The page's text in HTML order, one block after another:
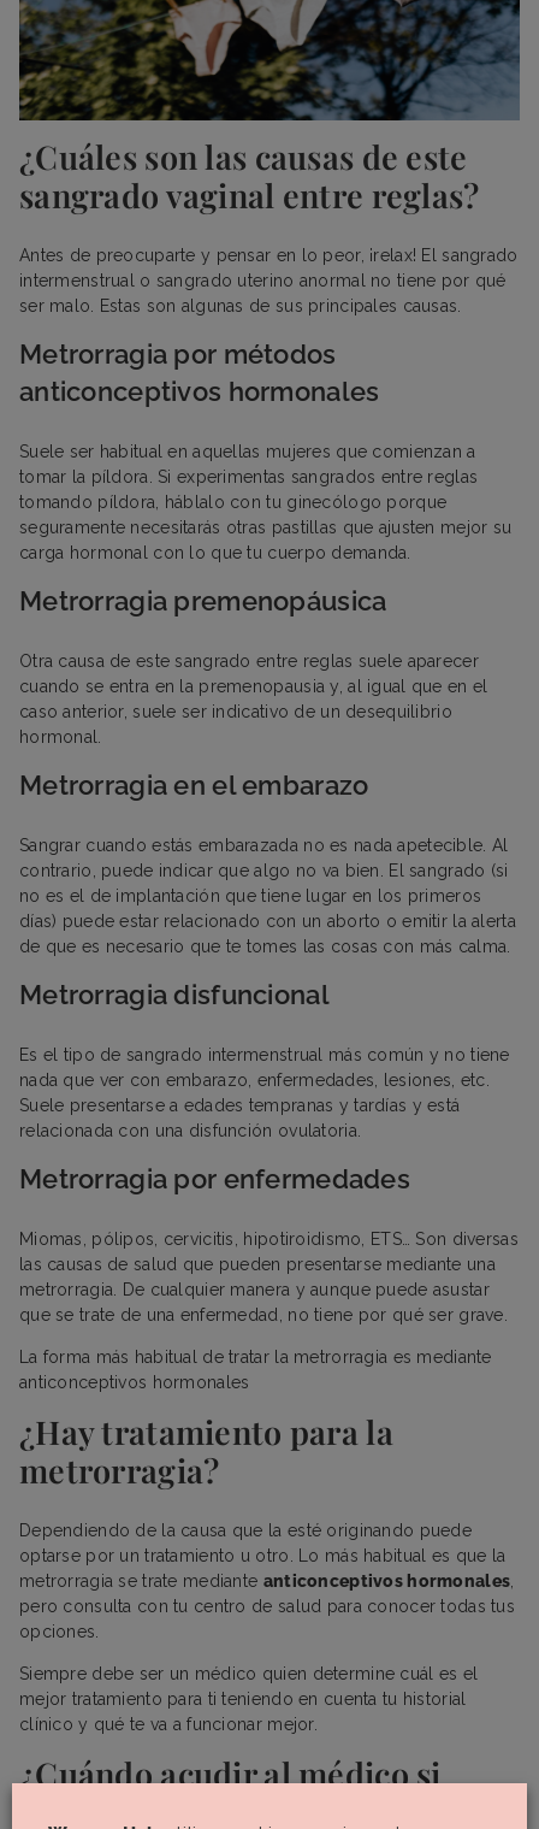
¿Cuáles son las causas de este
sangrado vaginal entre reglas?
Antes de preocuparte y pensar en lo peor, ¡relax! El sangrado
intermenstrual o sangrado uterino anormal no tiene por qué
ser malo. Estas son algunas de sus principales causas.
Metrorragia por métodos
anticonceptivos hormonales
Suele ser habitual en aquellas mujeres que comienzan a
tomar la píldora. Si experimentas sangrados entre reglas
tomando píldora, háblalo con tu ginecólogo porque
seguramente necesitarás otras pastillas que ajusten mejor su
carga hormonal con lo que tu cuerpo demanda.
Metrorragia premenopáusica
Otra causa de este sangrado entre reglas suele aparecer
cuando se entra en la premenopausia y, al igual que en el
caso anterior, suele ser indicativo de un desequilibrio
hormonal.
Metrorragia en el embarazo
Sangrar cuando estás embarazada no es nada apetecible. Al
contrario, puede indicar que algo no va bien. El sangrado (si
no es el de implantación que tiene lugar en los primeros
días) puede estar relacionado con un aborto o emitir la alerta
de que es necesario que te tomes las cosas con más calma.
Metrorragia disfuncional
Es el tipo de sangrado intermenstrual más común y no tiene
nada que ver con embarazo, enfermedades, lesiones, etc.
Suele presentarse a edades tempranas y tardías y está
relacionada con una disfunción ovulatoria.
Metrorragia por enfermedades
Miomas, pólipos, cervicitis, hipotiroidismo, ETS… Son diversas
las causas de salud que pueden presentarse mediante una
metrorragia. De cualquier manera y aunque puede asustar
que se trate de una enfermedad, no tiene por qué ser grave.
La forma más habitual de tratar la metrorragia es mediante
anticonceptivos hormonales
¿Hay tratamiento para la
metrorragia?
Dependiendo de la causa que la esté originando puede
optarse por un tratamiento u otro. Lo más habitual es que la
metrorragia se trate mediante anticonceptivos hormonales,
pero consulta con tu centro de salud para conocer todas tus
opciones.
Siempre debe ser un médico quien determine cuál es el
mejor tratamiento para ti teniendo en cuenta tu historial
clínico y qué te va a funcionar mejor.
¿Cuándo acudir al médico si